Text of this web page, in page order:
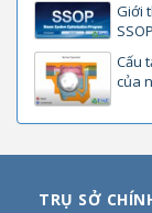
Giới
Cấu
của
TRỤ SỞ